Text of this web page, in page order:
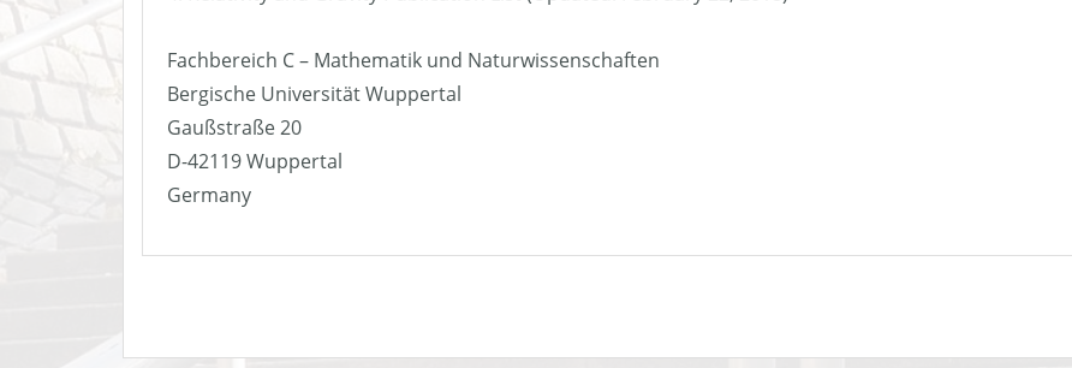
Fachbereich C – Mathematik und Naturwissenschaften
Bergische Universität Wuppertal
Gaußstraße 20
D-42119 Wuppertal
Germany